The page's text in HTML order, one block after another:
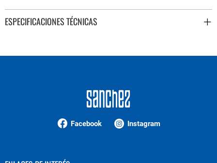
ESPECIFICACIONES TÉCNICAS
Facebook Instagram